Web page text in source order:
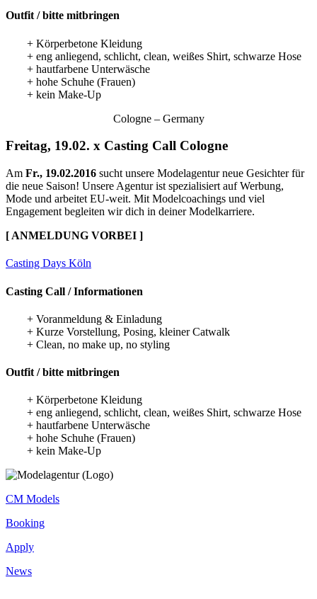
Outfit / bitte mitbringen
+ Körperbetone Kleidung
+ eng anliegend, schlicht, clean, weißes Shirt, schwarze Hose
+ hautfarbene Unterwäsche
+ hohe Schuhe (Frauen)
+ kein Make-Up
Cologne – Germany
Freitag, 19.02. x Casting Call Cologne
Am Fr., 19.02.2016 sucht unsere Modelagentur neue Gesichter für
die neue Saison! Unsere Agentur ist spezialisiert auf Werbung,
Mode und arbeitet EU-weit. Mit Modelcoachings und viel
Engagement begleiten wir dich in deiner Modelkarriere.
[ ANMELDUNG VORBEI ]
Casting Days Köln
Casting Call / Informationen
+ Voranmeldung & Einladung
+ Kurze Vorstellung, Posing, kleiner Catwalk
+ Clean, no make up, no styling
Outfit / bitte mitbringen
+ Körperbetone Kleidung
+ eng anliegend, schlicht, clean, weißes Shirt, schwarze Hose
+ hautfarbene Unterwäsche
+ hohe Schuhe (Frauen)
+ kein Make-Up
CM Models
Booking
Apply
News